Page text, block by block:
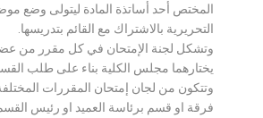
المختص أحد أساتذة المادة ليتولى وضع
التحريرية بالاشتراك مع القائم بتدريسها.
وتشكل لجنة الإمتحان في كل مقرر من
يختارهما مجلس الكلية بناء على طلب
وتتكون من لجان إمتحان المقررات
فرقة او قسم برئاسة العميد او رئيس